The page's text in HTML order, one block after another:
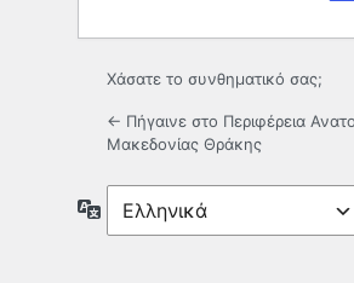
Χάσατε το συνθηματικό σας;
← Πήγαινε στο Περιφέρεια
Μακεδονίας Θράκης
Γλώσσα